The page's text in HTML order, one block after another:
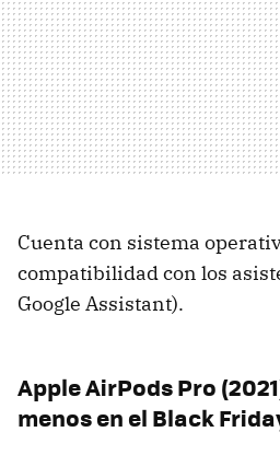
Cuenta con sistema
compatibilidad con los
Google Assistant).
Apple AirPods Pro
menos en el Black